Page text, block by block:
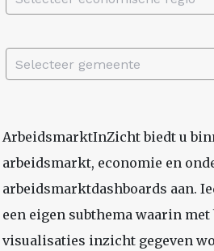
Selecteer gemeente
ArbeidsmarktInZicht biedt u
arbeidsmarkt, economie en
arbeidsmarktdashboards aan.
een eigen subthema waarin met
visualisaties inzicht gegeven